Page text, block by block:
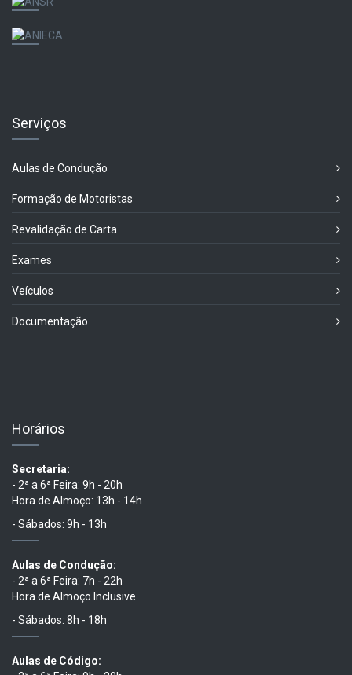
Serviços
Aulas de Condução
Formação de Motoristas
Revalidação de Carta
Exames
Veículos
Documentação
Horários
Secretaria:
- 2ª a 6ª Feira: 9h - 20h
Hora de Almoço: 13h - 14h
- Sábados: 9h - 13h
Aulas de Condução:
- 2ª a 6ª Feira: 7h - 22h
Hora de Almoço Inclusive
- Sábados: 8h - 18h
Aulas de Código: